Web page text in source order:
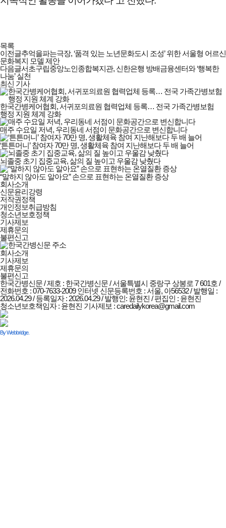
목록
이전글추억을파는극장, ‘품격 있는 노년문화도시 조성’ 위한 서울형 어르신
문화복지 모델 제안
다음글서초구립중앙노인종합복지관, 신한은행 방배금융센터와 ‘행복한
나눔’ 실천
최신 기사
한국간병케어협회, 서귀포의료원 협력업체 등록… 전국 가족간병보험
행정 지원 체계 강화
매주 수요일 저녁, 우리동네 서점이 문화공간으로 변신합니다
‘튼튼머니’ 참여자 70만 명, 생활체육 참여 지난해보다 두 배 늘어
뇌졸중 초기 집중교육, 삶의 질 높이고 우울감 낮췄다
“말하지 않아도 알아요” 손으로 표현하는 온열질환 증상
한국간병신문
회사소개
및
정책안내
회사소개
신문윤리강령
저작권정책
개인정보취급방침
청소년보호정책
기사제보
제휴문의
불편신고
회사소개
기사제보
제휴문의
불편신고
한국간병신문 / 제호 : 한국간병신문 /서울특별시 중랑구 상봉로 7 601호 /
전화번호 : 070-7633-2009인터넷 신문등록번호 : 서울, 아56532 / 발행일 :
2026.04.29 / 등록일자 : 2026.04.29 / 발행인: 윤현진 / 편집인 : 윤현진
청소년보호책임자 : 윤현진 기사제보 : caredailykorea@gmail.com
By Webbridge.